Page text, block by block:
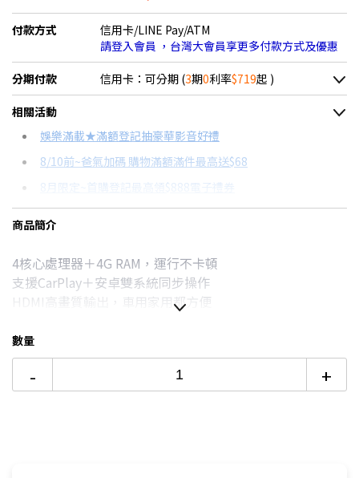
付款方式
信用卡/LINE Pay/ATM
請登入會員 ，台灣大會員享更多付款方式及優惠
分期付款 信用卡：可分期 (3期0利率$719起 )
＊實際可分期數、適用利率，請以購物車顯示為主
信用卡分期
分期數
12期
24期
每期金額
$192
$98
配合銀行/業者
相關活動
娛樂滿載★滿額登記抽豪華影音好禮
8/10前~爸氣加碼 購物滿額滿件最高送$68
8月限定~首購登記最高領$888電子禮券
台灣大哥大Open Possible聯名卡滿額最高回饋25%
汽車行車紀錄器規格比較→點我看達人教你買
商品簡介
4核心處理器＋4G RAM，運行不卡頓
支援CarPlay＋安卓雙系統同步操作
HDMI高畫質輸出，車用家用都方便
數量
- +